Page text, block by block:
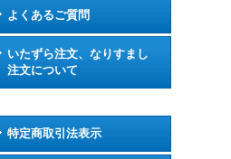
よくあるご質問
いたずら注文、なりすまし
注文について
特定商取引法表示